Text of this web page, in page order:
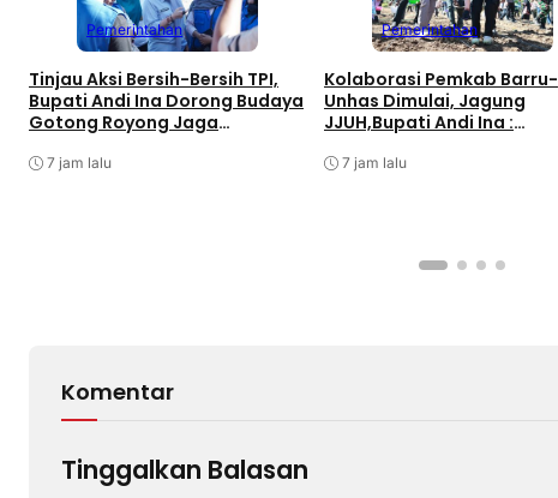
Pemerintahan
Tinjau Aksi Bersih-Bersih TPI,
Bupati Andi Ina Dorong Budaya
Gotong Royong Jaga
7 jam lalu
Pemerintahan
Kolaborasi Pemkab Barru-
Unhas Dimulai, Jagung
JJUH,Bupati Andi Ina :
7 jam lalu
Komentar
Tinggalkan Balasan